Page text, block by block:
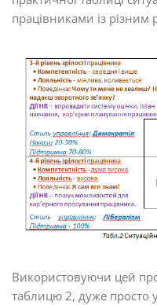
працівниками із різним
Використовуючи цей
таблицю 2, дуже просто